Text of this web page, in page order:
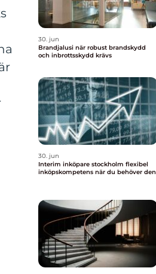
30. jun
Brandjalusi när robust brandskydd
och inbrottsskydd krävs
30. jun
Interim inköpare stockholm flexibel
inköpskompetens när du behöver den